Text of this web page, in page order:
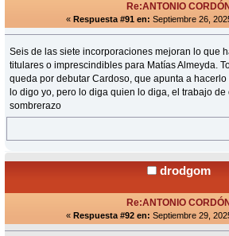
Re:ANTONIO
« Respuesta #91 en: Septiembre 26,
Seis de las siete incorporaciones mejoran lo que
titulares o imprescindibles para Matías Almeyda.
queda por debutar Cardoso, que apunta a
lo digo yo, pero lo diga quien lo diga, el trabajo de
sombrerazo
drodgom
Re:ANTONIO
« Respuesta #92 en: Septiembre 29,